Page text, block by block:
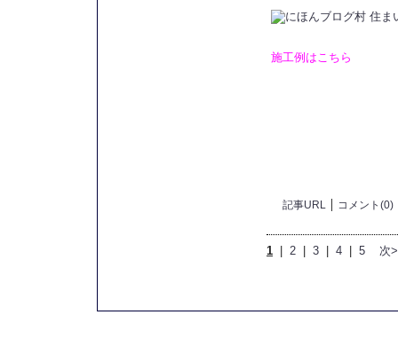
施工例はこちら
記事URL コメント(0)
1 2 3 4 5 次>